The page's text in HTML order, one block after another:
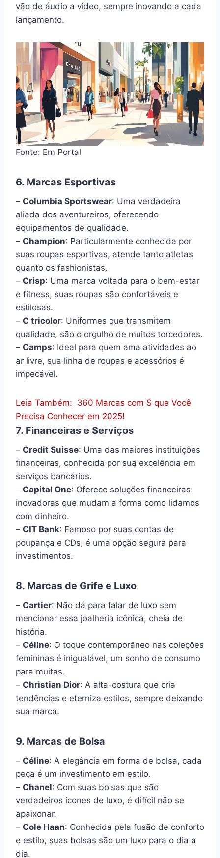
vão de áudio a vídeo, sempre inovando a cada
lançamento.
Fonte: Em Portal
6. Marcas Esportivas
– Columbia Sportswear: Uma verdadeira
aliada dos aventureiros, oferecendo
equipamentos de qualidade.
– Champion: Particularmente conhecida por
suas roupas esportivas, atende tanto atletas
quanto os fashionistas.
– Crisp: Uma marca voltada para o bem-estar
e fitness, suas roupas são confortáveis e
estilosas.
– C tricolor: Uniformes que transmitem
qualidade, são o orgulho de muitos torcedores.
– Camps: Ideal para quem ama atividades ao
ar livre, sua linha de roupas e acessórios é
impecável.
Leia Também: 360 Marcas com S que Você
Precisa Conhecer em 2025!
7. Financeiras e Serviços
– Credit Suisse: Uma das maiores instituições
financeiras, conhecida por sua excelência em
serviços bancários.
– Capital One: Oferece soluções financeiras
inovadoras que mudam a forma como lidamos
com dinheiro.
– CIT Bank: Famoso por suas contas de
poupança e CDs, é uma opção segura para
investimentos.
8. Marcas de Grife e Luxo
– Cartier: Não dá para falar de luxo sem
mencionar essa joalheria icônica, cheia de
história.
– Céline: O toque contemporâneo nas coleções
femininas é inigualável, um sonho de consumo
para muitas.
– Christian Dior: A alta-costura que cria
tendências e eterniza estilos, sempre deixando
sua marca.
9. Marcas de Bolsa
– Céline: A elegância em forma de bolsa, cada
peça é um investimento em estilo.
– Chanel: Com suas bolsas que são
verdadeiros ícones de luxo, é difícil não se
apaixonar.
– Cole Haan: Conhecida pela fusão de conforto
e estilo, suas bolsas são um luxo para o dia a
dia.